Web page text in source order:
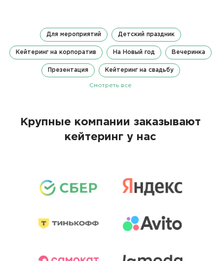
Для мероприятий Детский праздник
Кейтеринг на корпоратив На Новый год Вечеринка
Презентация Кейтеринг на свадьбу
Смотреть все
Крупные компании заказывают
кейтеринг у нас